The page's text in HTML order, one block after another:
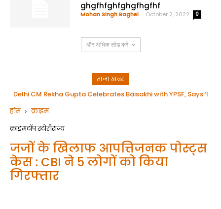
ghgfhfghfghgfhgfhf
Mohan Singh Baghel - October 2, 2022 0
और अधिक लोड करें